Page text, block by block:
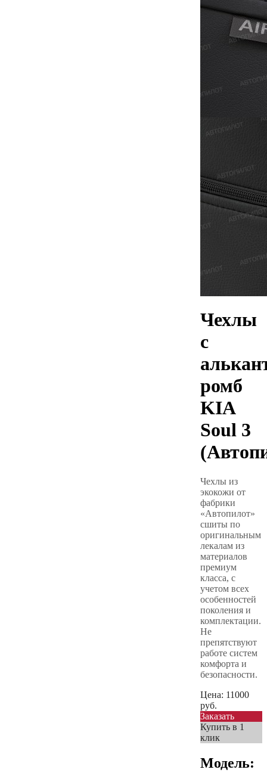
Чехлы
с
ромб
KIA
Soul 3
Чехлы из
экокожи от
фабрики
«Автопилот»
сшиты по
оригинальным
лекалам из
материалов
премиум
класса, с
учетом всех
особенностей
поколения и
комплектации.
Не
препятствуют
работе систем
комфорта и
безопасности.
Цена: 11000
руб.
Заказать
Купить в 1
клик
Модель: